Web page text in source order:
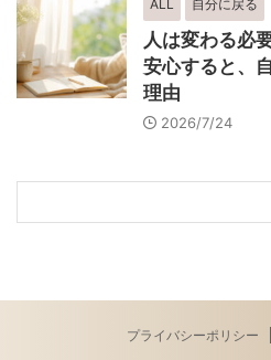
ALL 自分に戻る
人は変わる必
安心すると、
理由
2026/7/24
プライバシーポリシー